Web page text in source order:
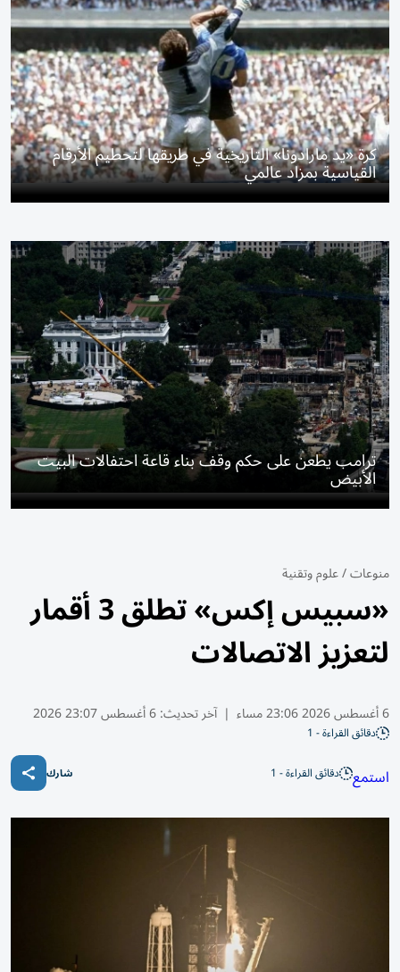
كرة «يد مارادونا» التاريخية في طريقها لتحطيم الأرقام
القياسية بمزاد عالمي
ترامب يطعن على حكم وقف بناء قاعة احتفالات البيت
الأبيض
منوعات/علوم وتقنية
«سبيس إكس» تطلق 3 أقمار
لتعزيز الاتصالات
6 أغسطس 2026 23:06 مساء | آخر تحديث:6 أغسطس 23:07 2026
دقائق القراءة - 1
استمع دقائق القراءة - 1 شارك